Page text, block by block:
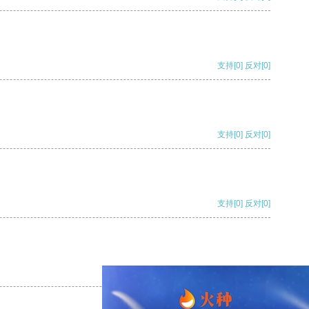
支持[0] 反对[0]
支持[0] 反对[0]
支持[0] 反对[0]